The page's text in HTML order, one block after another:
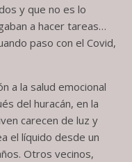
y que no es lo
a hacer tareas…
paso con el Covid,
a la salud emocional
del huracán, en la
carecen de luz y
el líquido desde un
Otros vecinos,